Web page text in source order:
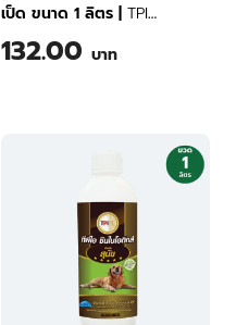
เป็ด ขนาด 1 ลิตร
TPI
Synbiotics for Chicken and
Poultry 1 Liter
132.00 บาท